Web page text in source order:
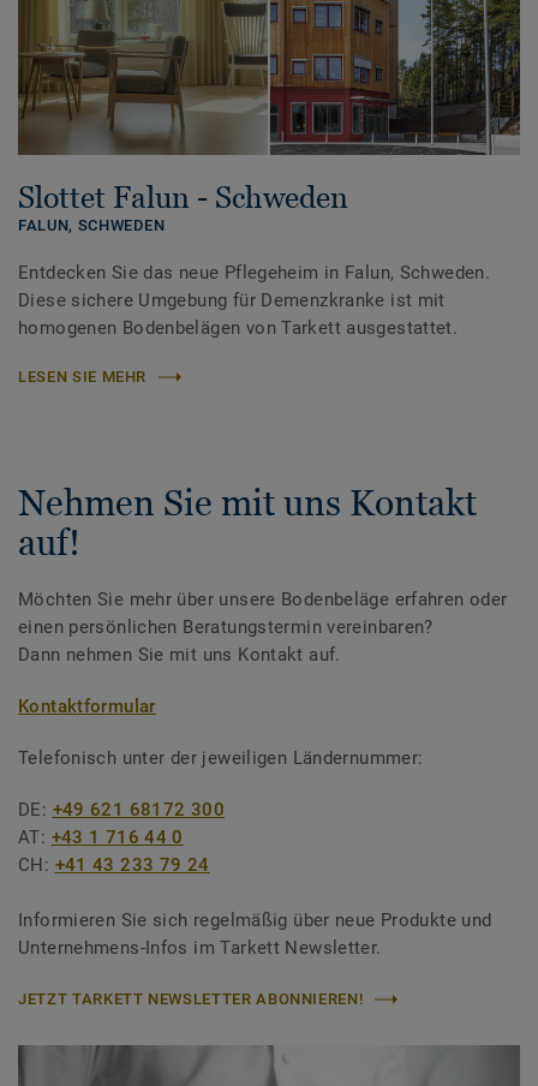
Slottet Falun - Schweden
FALUN, SCHWEDEN
Entdecken Sie das neue Pflegeheim in Falun, Schweden.
Diese sichere Umgebung für Demenzkranke ist mit
homogenen Bodenbelägen von Tarkett ausgestattet.
LESEN SIE MEHR
Nehmen Sie mit uns Kontakt
auf!
Möchten Sie mehr über unsere Bodenbeläge erfahren oder
einen persönlichen Beratungstermin vereinbaren?
Dann nehmen Sie mit uns Kontakt auf.
Kontaktformular
Telefonisch unter der jeweiligen Ländernummer:
DE: +49 621 68172 300
AT: +43 1 716 44 0
CH: +41 43 233 79 24
Informieren Sie sich regelmäßig über neue Produkte und
Unternehmens-Infos im Tarkett Newsletter.
JETZT TARKETT NEWSLETTER ABONNIEREN!